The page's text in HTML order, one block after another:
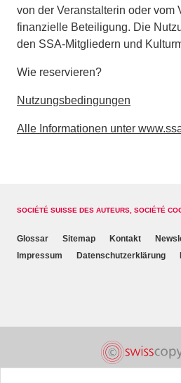
von der Veranstalterin oder vom
finanzielle Beteiligung. Die
den SSA-Mitgliedern und
Wie reservieren?
Nutzungsbedingungen
Alle Informationen unter
SOCIÉTÉ SUISSE DES AUTEURS, SOCIÉTÉ
Glossar Sitemap Kontakt
Impressum
Datenschutzerklärung